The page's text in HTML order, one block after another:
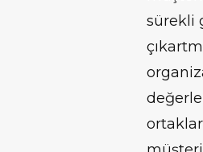
sürekli